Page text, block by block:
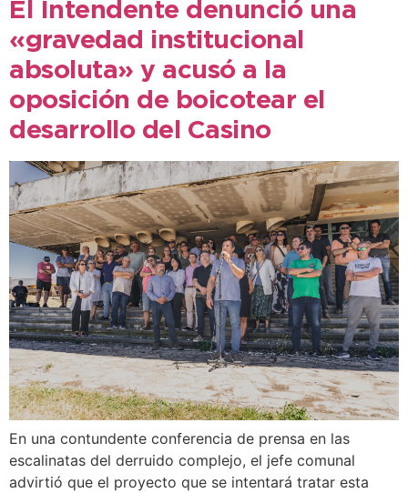
El Intendente denunció una
«gravedad institucional
absoluta» y acusó a la
oposición de boicotear el
desarrollo del Casino
En una contundente conferencia de prensa en las
escalinatas del derruido complejo, el jefe comunal
advirtió que el proyecto que se intentará tratar esta